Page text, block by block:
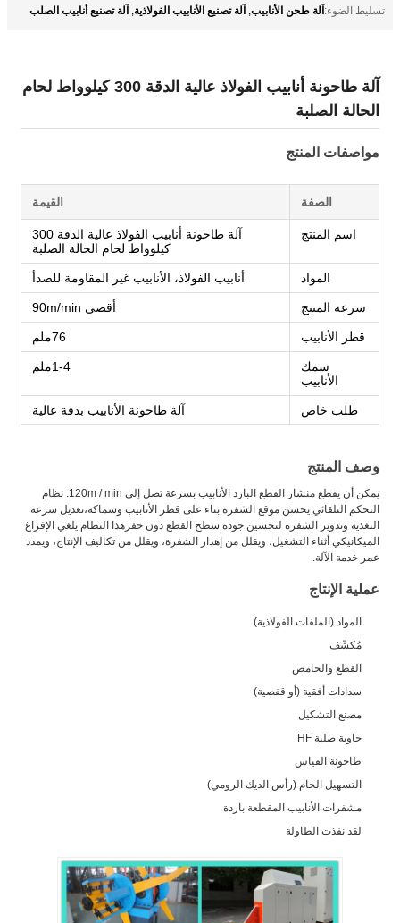
تسليط الضوء:آلة طحن الأنابيب, آلة تصنيع الأنابيب الفولاذية, آلة تصنيع أنابيب الصلب
آلة طاحونة أنابيب الفولاذ عالية الدقة 300 كيلوواط لحام
الحالة الصلبة
مواصفات المنتج
الصفة القيمة
اسم المنتج
آلة طاحونة أنابيب الفولاذ عالية الدقة 300
كيلوواط لحام الحالة الصلبة
المواد أنابيب الفولاذ، الأنابيب غير المقاومة للصدأ
سرعة المنتج أقصى 90m/min
قطر الأنابيب 76ملم
سمك
الأنابيب
1-4ملم
طلب خاص آلة طاحونة الأنابيب بدقة عالية
وصف المنتج
يمكن أن يقطع منشار القطع البارد الأنابيب بسرعة تصل إلى 120m / min. نظام
التحكم التلقائي يحسن موقع الشفرة بناء على قطر الأنابيب وسماكة،تعديل سرعة
التغذية وتدوير الشفرة لتحسين جودة سطح القطع دون حفرهذا النظام يلغي الإفراغ
الميكانيكي أثناء التشغيل، ويقلل من إهدار الشفرة، ويقلل من تكاليف الإنتاج، ويمدد
عمر خدمة الآلة.
عملية الإنتاج
المواد (الملفات الفولاذية)
مُكشّف
القطع والحامض
سدادات أفقية (أو قفصية)
مصنع التشكيل
حاوية صلبة HF
طاحونة القياس
التسهيل الخام (رأس الديك الرومي)
مشفرات الأنابيب المقطعة باردة
لقد نفذت الطاولة